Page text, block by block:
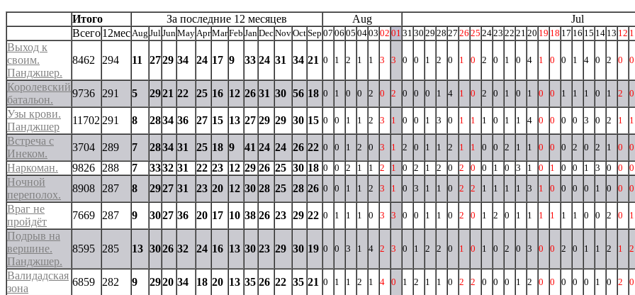
Итого За последние 12 месяцев Aug Jul
Всего12мес Aug Jul Jun May AprMarFeb Jan DecNovOctSep 07 06 05 0403 02 01 31 30 29 28 27 26 25 2423 22 21 20 19 18 17 16 15 14 13 12
Выход к
своим.
Панджшер.
8462 294 11 2729 34 24 17 9 33 24 31 34 21 0 1 2 1 1 3 3 0 0 1 2 0 1 0 2 0 1 0 4 1 0 0 1 4 0 2 0 0
Королевский
батальон.
9736 291 5 2921 22 25 16 12 26 31 30 56 18 0 1 0 0 2 0 2 0 0 0 1 4 1 0 2 0 1 0 1 0 0 1 1 1 0 1 2 0
Узы крови.
Панджшер
11702 291 8 2834 36 27 15 13 27 29 29 30 15 0 0 1 1 2 3 1 0 0 1 3 0 1 1 1 0 1 1 4 0 0 0 0 3 0 2 1 1
Встреча с
Инеком.
3704 289 7 2834 31 25 18 9 41 24 24 26 22 0 0 1 2 0 3 1 2 0 1 1 2 1 1 0 0 2 1 1 0 0 0 2 0 2 1 0 0
Наркоман. 9826 288 7 3332 31 22 23 12 29 26 25 30 18 0 0 2 1 1 2 1 0 2 1 2 0 2 0 0 1 0 3 1 0 1 0 0 1 3 0 0 0
Ночной
переполох.
8908 287 8 2927 31 23 20 12 30 28 25 28 26 0 0 1 1 2 3 1 0 3 1 1 0 2 2 1 1 1 1 3 1 0 0 0 0 1 0 0 0
Враг не
пройдёт
7669 287 9 3027 36 20 17 10 38 26 23 29 22 0 1 1 1 0 3 3 0 0 1 1 0 2 0 1 2 0 1 1 1 1 1 1 0 0 2 0 1
Подрыв на
вершине.
Панджшер.
8595 285 13 3026 32 24 16 13 30 23 29 30 19 0 0 3 1 4 2 3 0 1 2 2 0 1 0 1 0 2 0 3 0 0 2 0 1 1 2 1 2
Валидадская
зона
6859 282 9 2920 34 18 20 13 35 26 22 35 21 0 1 1 2 1 4 0 1 2 1 1 0 2 2 0 0 0 1 2 0 0 0 0 0 1 0 2 0